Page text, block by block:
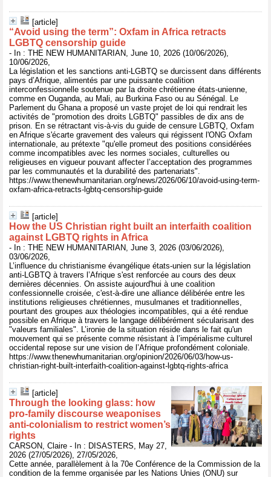
[article]
“Avoid using the term”: Oxfam in Africa retracts
LGBTQ censorship guide
- In : THE NEW HUMANITARIAN, June 10, 2026 (10/06/2026),
10/06/2026,
La législation et les sanctions anti-LGBTQ se durcissent dans différents
pays d’Afrique, alimentés par une puissante coalition
interconfessionnelle soutenue par la droite chrétienne états-unienne,
comme en Ouganda, au Mali, au Burkina Faso ou au Sénégal. Le
Parlement du Ghana a proposé un vaste projet de loi qui rendrait les
activités de "promotion des droits LGBTQ" passibles de dix ans de
prison. En se rétractant vis-à-vis du guide de censure LGBTQ, Oxfam
en Afrique s'écarte gravement des valeurs qui régissent l'ONG Oxfam
internationale, au prétexte "qu'elle promeut des positions considérées
comme incompatibles avec les normes sociales, culturelles ou
religieuses en vigueur pouvant affecter l’acceptation des programmes
par les communautés et la durabilité des partenariats".
https://www.thenewhumanitarian.org/news/2026/06/10/avoid-using-term-
oxfam-africa-retracts-lgbtq-censorship-guide
[article]
How the US Christian right built an interfaith coalition
against LGBTQ rights in Africa
- In : THE NEW HUMANITARIAN, June 3, 2026 (03/06/2026),
03/06/2026,
L’influence du christianisme évangélique états-unien sur la législation
anti-LGBTQ à travers l’Afrique s'est renforcée au cours des deux
dernières décennies. On assiste aujourd'hui à une coalition
confessionnelle croisée, c'est-à-dire une alliance délibérée entre les
institutions religieuses chrétiennes, musulmanes et traditionnelles,
pourtant des groupes aux théologies incompatibles, qui a été rendue
possible en Afrique à travers le langage délibérément sécularisant des
"valeurs familiales". L’ironie de la situation réside dans le fait qu'un
mouvement qui se présente comme résistant à l’impérialisme culturel
occidental repose sur une vision de l’Afrique profondément coloniale.
https://www.thenewhumanitarian.org/opinion/2026/06/03/how-us-
christian-right-built-interfaith-coalition-against-lgbtq-rights-africa
[article]
Through the looking glass: how
pro-family discourse weaponises
anti-colonialism to restrict women’s
rights
CARSON, Claire - In : DISASTERS, May 27,
2026 (27/05/2026), 27/05/2026,
Cette année, parallèlement à la 70e Conférence de la Commission de la
condition de la femme organisée par les Nations Unies (ONU) sur